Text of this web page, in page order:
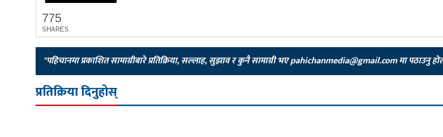
775
SHARES
"पहिचानमा प्रकाशित सामाग्रीबारे प्रतिक्रिया, सल्लाह, सुझाव र कुनै सामाग्री भएpahichanmedia@gmail.comमा पठाउनु
प्रतिक्रिया दिनुहोस्